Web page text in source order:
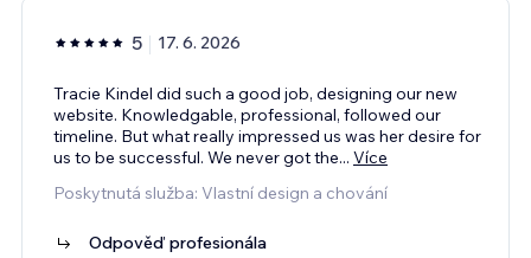
5 17. 6. 2026
Tracie Kindel did such a good job, designing our new
website. Knowledgable, professional, followed our
timeline. But what really impressed us was her desire for
us to be successful. We never got the... Více
Poskytnutá služba: Vlastní design a chování
Odpověď profesionála